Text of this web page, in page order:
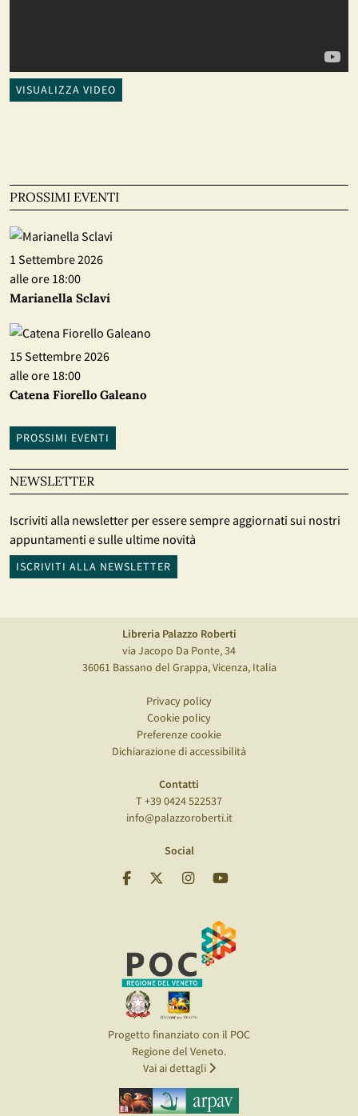
VISUALIZZA VIDEO
PROSSIMI EVENTI
1 Settembre 2026
alle ore 18:00
Marianella Sclavi
15 Settembre 2026
alle ore 18:00
Catena Fiorello Galeano
PROSSIMI EVENTI
NEWSLETTER
Iscriviti alla newsletter per essere sempre aggiornati sui nostri
appuntamenti e sulle ultime novità
ISCRIVITI ALLA NEWSLETTER
Libreria Palazzo Roberti
via Jacopo Da Ponte, 34
36061 Bassano del Grappa, Vicenza, Italia
Privacy policy
Cookie policy
Preferenze cookie
Dichiarazione di accessibilità
Contatti
T +39 0424 522537
info@palazzoroberti.it
Social
Progetto finanziato con il POC
Regione del Veneto.
Vai ai dettagli